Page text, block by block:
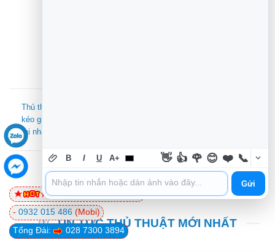
Thủ thuật Máy in không
kéo giấy lỗi gì? – Cách sửa
tại nhà TPHCM
TIN TỨC THỦ THUẬT MỚI NHẤT
Tổng Đài: 028 7300 3894
- 0932 015 486 (Mobi)
0981 81 32 72(Viettel)
B I U A+ 👋 👍 🌹 😊 ❤️ 📞
Gửi